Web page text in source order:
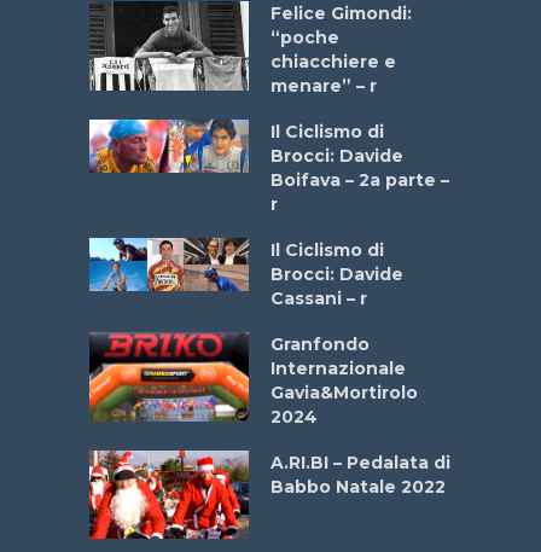
Felice Gimondi:
“poche
chiacchiere e
menare” – r
Il Ciclismo di
Brocci: Davide
Boifava – 2a parte –
r
Il Ciclismo di
Brocci: Davide
Cassani – r
Granfondo
Internazionale
Gavia&Mortirolo
2024
A.RI.BI – Pedalata di
Babbo Natale 2022